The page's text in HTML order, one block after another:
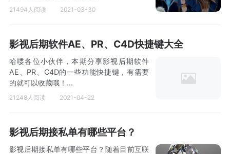
21494人阅读 2021-03-30
影视后期软件AE、PR、C4D快捷键大全
哈喽各位小伙伴，本期分享影视后期软件
AE、PR、C4D的一些功能快捷键，有需要
的就可以收藏哦！...
21248人阅读 2021-04-22
影视后期接私单有哪些平台？
影视后期接私单有哪些平台？随着目前互联